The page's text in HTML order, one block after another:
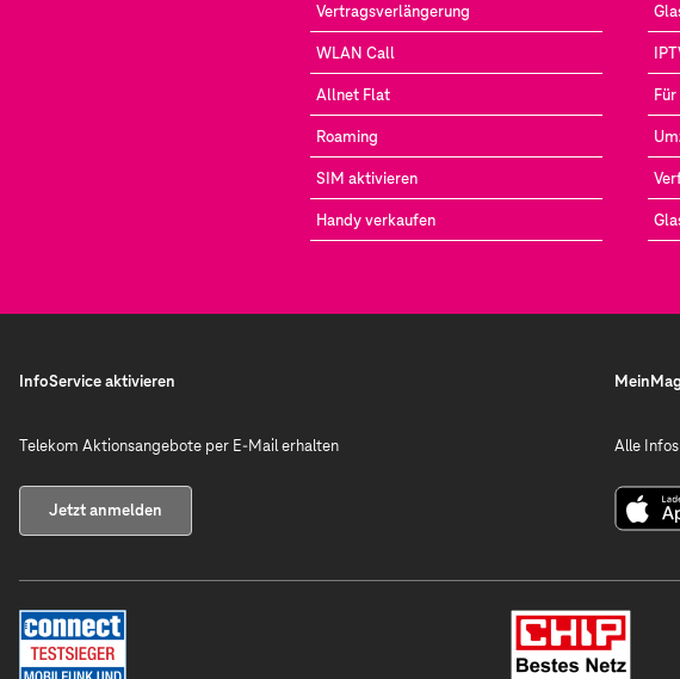
Vertragsverlängerung
WLAN Call
Allnet Flat
Roaming
SIM aktivieren
Handy verkaufen
InfoService aktivieren
Telekom Aktionsangebote per E-Mail erhalten
Jetzt anmelden
Alle